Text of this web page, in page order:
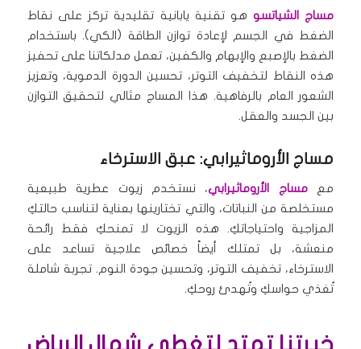
مساج الشياتسوهو تقنية يابانية تقليدية تركز على نقاط
الضغط في الجسم لإعادة توازن الطاقة (الكي). باستخدام
الضغط بالإصبع والإبهام والكفين، تعمل مدلكاتنا على تحفيز
هذه النقاط لتخفيف التوتر، تحسين الدورة الدموية، وتعزيز
الشعور العام بالرفاهية. هذا المساج مثالي لتحقيق التوازن
بين الجسد والعقل.
مساج الأروماثيرابي: عبق الاسترخاء
معمساج الأروماثيرابي، نستخدم زيوت عطرية طبيعية
مستخلصة من النباتات، والتي تختارينها بعناية لتناسب حالتكِ
المزاجية واحتياجاتكِ. هذه الزيوت لا تمنحكِ فقط رائحة
منعشة، بل تمتلك أيضاً خصائص علاجية تساعد على
الاسترخاء، تخفيف التوتر، وتحسين جودة النوم. تجربة شاملة
تُغذي حواسكِ وتُهدئ روحكِ.